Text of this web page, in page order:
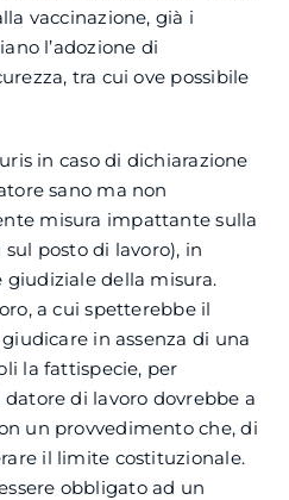
vaccinazione, già i
l’adozione di
tra cui ove possibile
in caso di dichiarazione
sano ma non
misura impattante sulla
posto di lavoro), in
della misura.
a cui spetterebbe il
in assenza di una
la fattispecie, per
di lavoro dovrebbe a
un provvedimento che, di
il limite costituzionale.
obbligato ad un